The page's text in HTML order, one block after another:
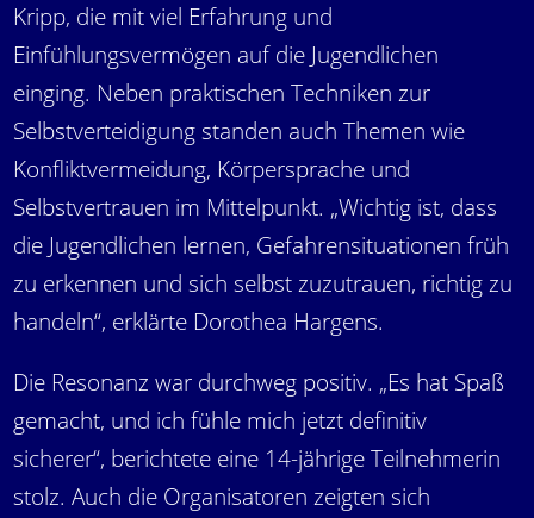
Kripp, die mit viel Erfahrung und
Einfühlungsvermögen auf die Jugendlichen
einging. Neben praktischen Techniken zur
Selbstverteidigung standen auch Themen wie
Konfliktvermeidung, Körpersprache und
Selbstvertrauen im Mittelpunkt. „Wichtig ist, dass
die Jugendlichen lernen, Gefahrensituationen früh
zu erkennen und sich selbst zuzutrauen, richtig zu
handeln“, erklärte Dorothea Hargens.
Die Resonanz war durchweg positiv. „Es hat Spaß
gemacht, und ich fühle mich jetzt definitiv
sicherer“, berichtete eine 14-jährige Teilnehmerin
stolz. Auch die Organisatoren zeigten sich